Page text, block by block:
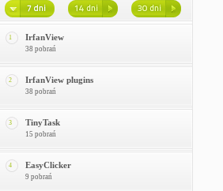
1 IrfanView
38 pobrań
2 IrfanView plugins
38 pobrań
3 TinyTask
15 pobrań
4 EasyClicker
9 pobrań